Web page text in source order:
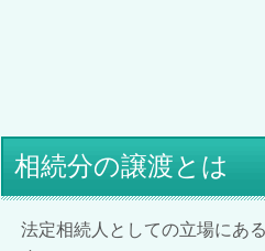
相続分の譲渡とは
法定相続人としての立場にあ